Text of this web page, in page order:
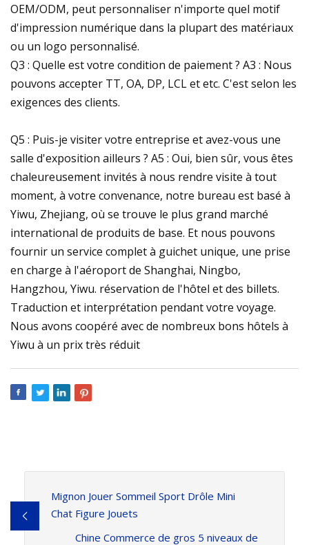
OEM/ODM, peut personnaliser n'importe quel motif
d'impression numérique dans la plupart des matériaux
ou un logo personnalisé.
Q3 : Quelle est votre condition de paiement ? A3 : Nous
pouvons accepter TT, OA, DP, LCL et etc. C'est selon les
exigences des clients.
Q5 : Puis-je visiter votre entreprise et avez-vous une
salle d'exposition ailleurs ? A5 : Oui, bien sûr, vous êtes
chaleureusement invités à nous rendre visite à tout
moment, à votre convenance, notre bureau est basé à
Yiwu, Zhejiang, où se trouve le plus grand marché
international de produits de base. Et nous pouvons
fournir un service complet à guichet unique, une prise
en charge à l'aéroport de Shanghai, Ningbo,
Hangzhou, Yiwu. réservation de l'hôtel et des billets.
Traduction et interprétation pendant votre voyage.
Nous avons coopéré avec de nombreux bons hôtels à
Yiwu à un prix très réduit
Mignon Jouer Sommeil Sport Drôle Mini
Chat Figure Jouets
Chine Commerce de gros 5 niveaux de